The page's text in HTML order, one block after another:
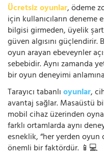
Ücretsiz oyunlar, ödeme
için kullanıcıların deneme
bilgisi girmeden, üyelik
güven algısını
oyun arayan ebeveynler
sebebidir. Aynı zamanda
bir oyun deneyimi
Tarayıcı tabanlıoyunlar,
avantaj sağlar. Masaüstü
mobil cihaz üzerinden
farklı ortamlarda aynı
esneklik, “her yerden
önemli bir faktördür. 📱💻